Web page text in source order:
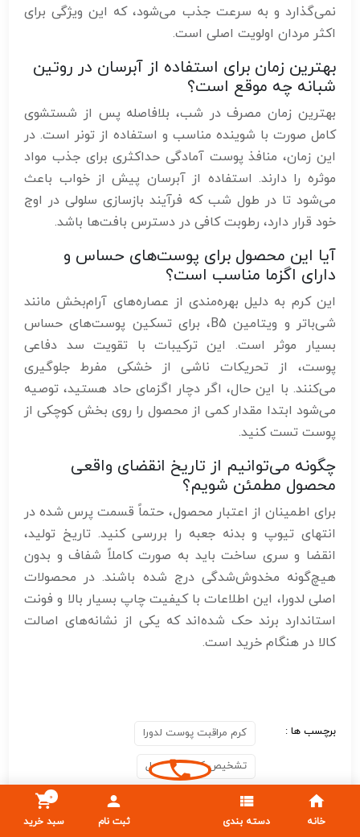
نمی‌گذارد و به سرعت جذب می‌شود، که این ویژگی برای
اکثر مردان اولویت اصلی است.
بهترین زمان برای استفاده از آبرسان در روتین
شبانه چه موقع است؟
بهترین زمان مصرف در شب، بلافاصله پس از شستشوی
کامل صورت با شوینده مناسب و استفاده از تونر است. در
این زمان، منافذ پوست آمادگی حداکثری برای جذب مواد
موثره را دارند. استفاده از آبرسان پیش از خواب باعث
می‌شود تا در طول شب که فرآیند بازسازی سلولی در اوج
خود قرار دارد، رطوبت کافی در دسترس بافت‌ها باشد.
آیا این محصول برای پوست‌های حساس و
دارای اگزما مناسب است؟
این کرم به دلیل بهره‌مندی از عصاره‌های آرام‌بخش مانند
شی‌باتر و ویتامین B5، برای تسکین پوست‌های حساس
بسیار موثر است. این ترکیبات با تقویت سد دفاعی
پوست، از تحریکات ناشی از خشکی مفرط جلوگیری
می‌کنند. با این حال، اگر دچار اگزمای حاد هستید، توصیه
می‌شود ابتدا مقدار کمی از محصول را روی بخش کوچکی از
پوست تست کنید.
چگونه می‌توانیم از تاریخ انقضای واقعی
محصول مطمئن شویم؟
برای اطمینان از اعتبار محصول، حتماً قسمت پرس شده در
انتهای تیوپ و بدنه جعبه را بررسی کنید. تاریخ تولید،
انقضا و سری ساخت باید به صورت کاملاً شفاف و بدون
هیچ‌گونه مخدوش‌شدگی درج شده باشند. در محصولات
اصلی لدورا، این اطلاعات با کیفیت چاپ بسیار بالا و فونت
استاندارد برند حک شده‌اند که یکی از نشانه‌های اصالت
کالا در هنگام خرید است.
برچسب ها : کرم مراقبت پوست لدورا
تشخیص کرم لدورا اصل
قیمت کرم آبرسان لدورا آبرسان قوی لدورا
خرید کرم آبرسان قوی لدورا
خانه دسته بندی ثبت نام سبد خرید
0